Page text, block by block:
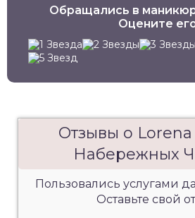
Обращались в
Оцените
Отзывы о Lorena
Набережных
Пользовались услугами
Оставьте свой